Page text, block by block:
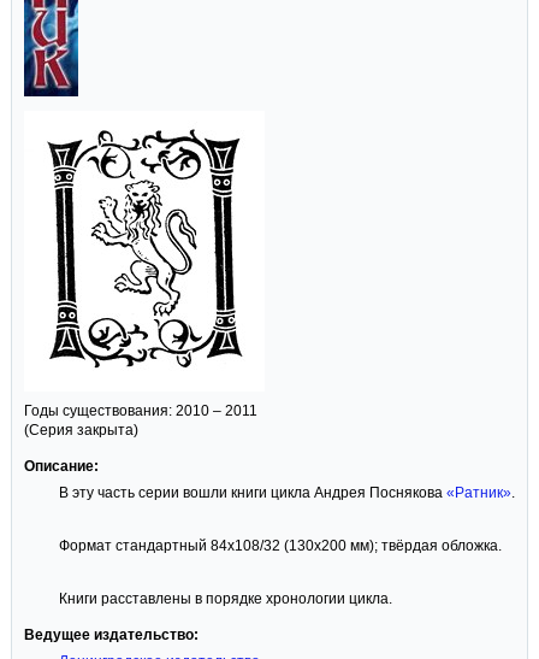
Годы существования: 2010 – 2011
(Серия закрыта)
Описание:
В эту часть серии вошли книги цикла Андрея Поснякова «Ратник».
Формат стандартный 84x108/32 (130x200 мм); твёрдая обложка.
Книги расставлены в порядке хронологии цикла.
Ведущее издательство: